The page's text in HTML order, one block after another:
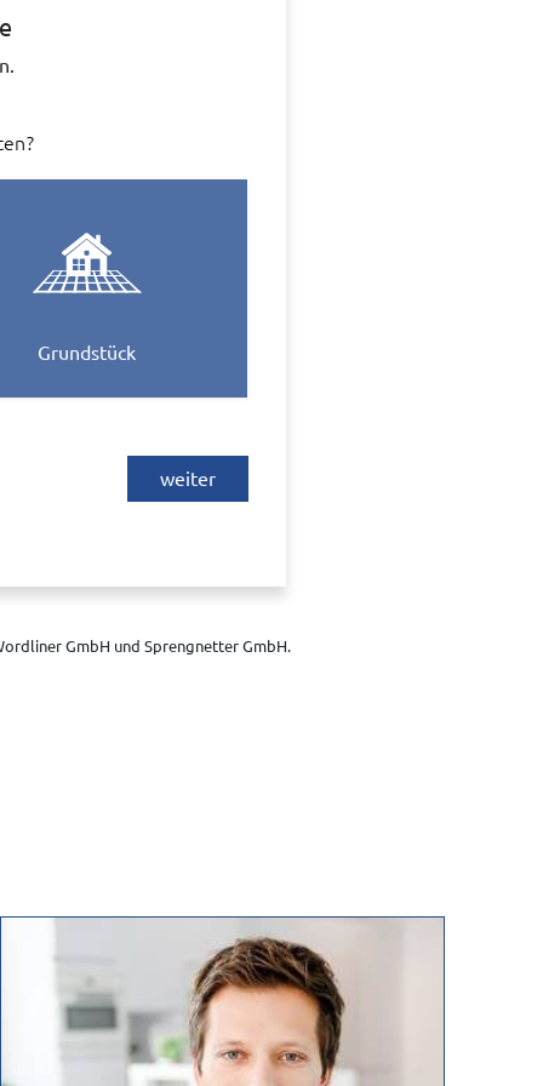
Grundstück
weiter
Zwecken im System weiter
GmbH und Sprengnetter GmbH.